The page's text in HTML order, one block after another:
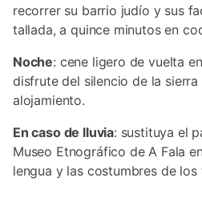
recorrer su barrio judío y sus
tallada, a quince minutos en
Noche: cene ligero de vuelta
disfrute del silencio de la
alojamiento.
En caso de lluvia: sustituya el
Museo Etnográfico de A Fala
lengua y las costumbres de los